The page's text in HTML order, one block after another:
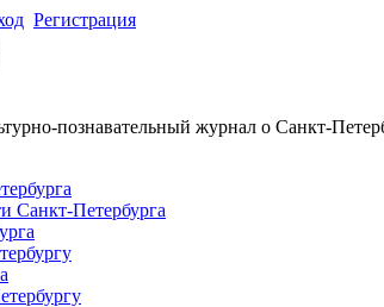
Регистрация
познавательный журнал о Санкт-
Санкт-Петербурга